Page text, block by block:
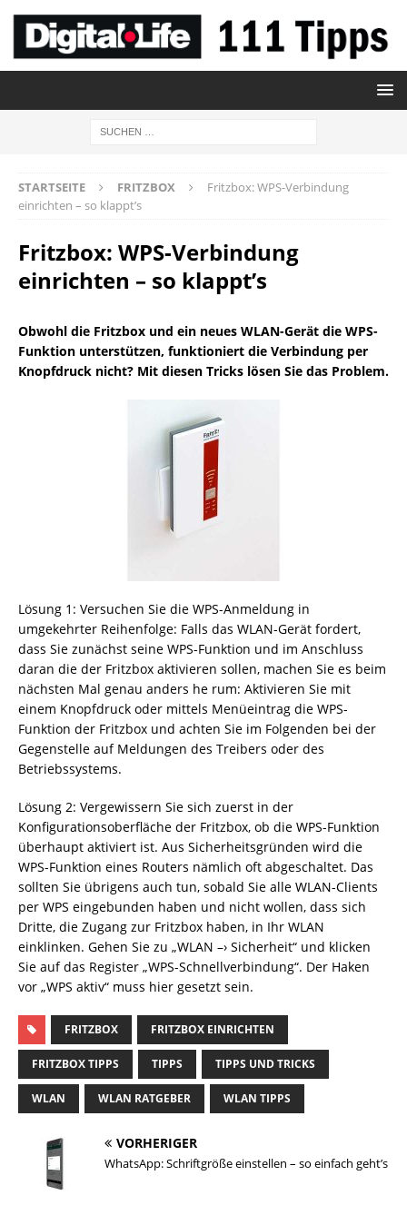
STARTSEITE FRITZBOX
Fritzbox: WPS-Verbindung
einrichten – so klappt’s
Fritzbox: WPS-Verbindung
einrichten – so klappt’s
Obwohl die Fritzbox und ein neues WLAN-Gerät die WPS-
Funktion unterstützen, funktioniert die Verbindung per
Knopfdruck nicht? Mit diesen Tricks lösen Sie das Problem.
Lösung 1: Versuchen Sie die WPS-Anmeldung in
umgekehrter Reihenfolge: Falls das WLAN-Gerät fordert,
dass Sie zunächst seine WPS-Funktion und im Anschluss
daran die der Fritzbox aktivieren sollen, machen Sie es beim
nächsten Mal genau anders he rum: Aktivieren Sie mit
einem Knopfdruck oder mittels Menüeintrag die WPS-
Funktion der Fritzbox und achten Sie im Folgenden bei der
Gegenstelle auf Meldungen des Treibers oder des
Betriebssystems.
Lösung 2: Vergewissern Sie sich zuerst in der
Konfigurationsoberfläche der Fritzbox, ob die WPS-Funktion
überhaupt aktiviert ist. Aus Sicherheitsgründen wird die
WPS-Funktion eines Routers nämlich oft abgeschaltet. Das
sollten Sie übrigens auch tun, sobald Sie alle WLAN-Clients
per WPS eingebunden haben und nicht wollen, dass sich
Dritte, die Zugang zur Fritzbox haben, in Ihr WLAN
einklinken. Gehen Sie zu „WLAN –› Sicherheit“ und klicken
Sie auf das Register „WPS-Schnellverbindung“. Der Haken
vor „WPS aktiv“ muss hier gesetzt sein.
FRITZBOX FRITZBOX EINRICHTEN
FRITZBOX TIPPS TIPPS TIPPS UND TRICKS
WLAN WLAN RATGEBER WLAN TIPPS
VORHERIGER
WhatsApp: Schriftgröße einstellen – so einfach geht’s